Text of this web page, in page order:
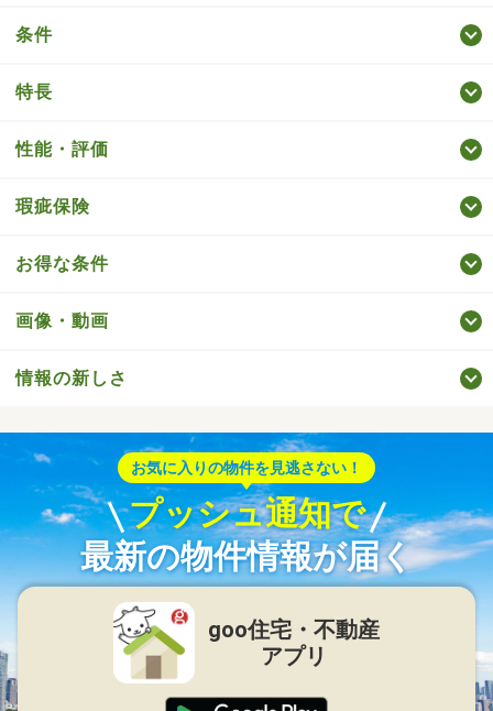
条件
特長
性能・評価
瑕疵保険
お得な条件
画像・動画
情報の新しさ
お気に入りの物件を見逃さない！
プッシュ通知で
最新の物件情報が届く
goo住宅・不動産
アプリ